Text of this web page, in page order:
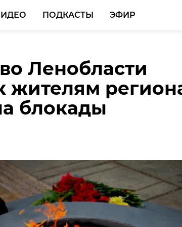
ПОДКАСТЫ ЭФИР
Ленобласти
жителям
блокады
дома для
вышло на